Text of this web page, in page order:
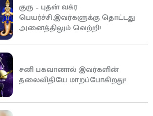
குரு – புதன் வக்ர
பெயர்ச்சி,இவர்களுக்கு தொட்டது
அனைத்திலும் வெற்றி!
சனி பகவானால் இவர்களின்
தலைவிதியே மாறப்போகிறது!